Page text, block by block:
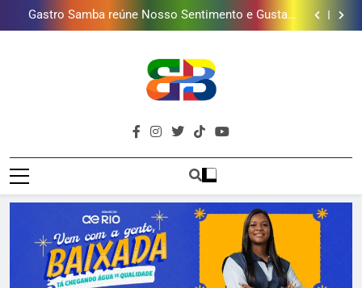
mais combina com ele
Lins em Nova Iguaçu neste fim de semana
Shopping Grande Rio sorteia MacBook e oferece
vinho em campanha de Dia dos Pais
Obra garante a preservação de 190 milhões de litros
presentear o seu pai. Descubra como escolher o que
mais combina com ele
Gastro Samba reúne Nosso Sentimento e Gustavo
Lins em Nova Iguaçu neste fim de semana
Shopping Grande Rio sorteia MacBook e oferece
vinho em campanha de Dia dos Pais
Obra garante a preservação de 190 milhões de litros
de água por ano na Baixada Fluminense
Brava
Baixada
Baixada Fluminense Em Destaque!